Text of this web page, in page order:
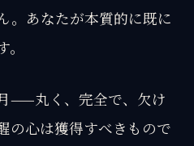
。あなたが本質的に既に
——丸く、完全で、欠け
の心は獲得すべきもので